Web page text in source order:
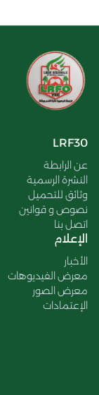
LRF30
عن الرابطة
النشرة الرسمية
وثائق للتحميل
نصوص و قوانين
اتصل بنا
الإعلام
الأخبار
معرض الفيديوهات
معرض الصور
الإعتمادات